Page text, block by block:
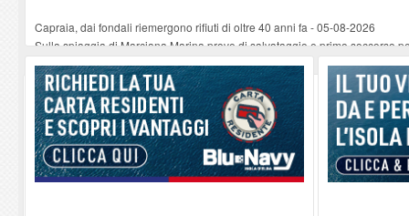
Capraia, dai fondali riemergono rifiuti di oltre 40 anni fa -05-08-2026
Sulla spiaggia di Marciana Marina prove di salvataggio e primo soccorso
Rotta Elba–Bali: il viaggio impossibile di Moira Lena Tassi approda al
Il 9 e 11 agosto, due passeggiate alla scoperta di chiese, santi, antichi
Danilo Casali, marinaio decorato dell’Elba e la straordinaria traversata con